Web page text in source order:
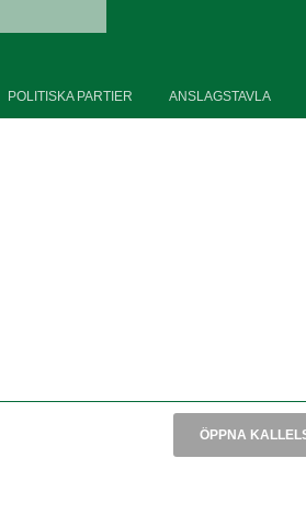
POLITISKA PARTIER ANSLAGSTAVLA
ÖPPNA